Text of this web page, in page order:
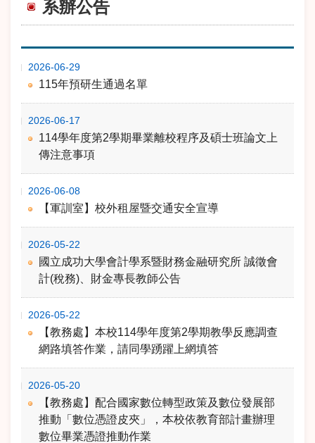
系辦公告
標 題
115年預研生通過名單
2026-06-29
114學年度第2學期畢業離校程序及碩士班論文上
傳注意事項
2026-06-17
【軍訓室】校外租屋暨交通安全宣導
2026-06-08
國立成功大學會計學系暨財務金融研究所 誠徵會
計(稅務)、財金專長教師公告
2026-05-22
【教務處】本校114學年度第2學期教學反應調查
網路填答作業，請同學踴躍上網填答
2026-05-22
【教務處】配合國家數位轉型政策及數位發展部
推動「數位憑證皮夾」，本校依教育部計畫辦理
數位畢業憑證推動作業
2026-05-20